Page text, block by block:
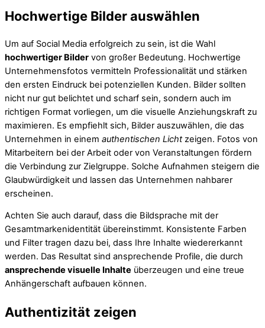
Hochwertige Bilder auswählen
Um auf Social Media erfolgreich zu sein, ist die Wahl
hochwertiger Bilder von großer Bedeutung. Hochwertige
Unternehmensfotos vermitteln Professionalität und stärken
den ersten Eindruck bei potenziellen Kunden. Bilder sollten
nicht nur gut belichtet und scharf sein, sondern auch im
richtigen Format vorliegen, um die visuelle Anziehungskraft zu
maximieren. Es empfiehlt sich, Bilder auszuwählen, die das
Unternehmen in einem authentischen Lichtzeigen. Fotos von
Mitarbeitern bei der Arbeit oder von Veranstaltungen fördern
die Verbindung zur Zielgruppe. Solche Aufnahmen steigern die
Glaubwürdigkeit und lassen das Unternehmen nahbarer
erscheinen.
Achten Sie auch darauf, dass die Bildsprache mit der
Gesamtmarkenidentität übereinstimmt. Konsistente Farben
und Filter tragen dazu bei, dass Ihre Inhalte wiedererkannt
werden. Das Resultat sind ansprechende Profile, die durch
ansprechende visuelle Inhalte überzeugen und eine treue
Anhängerschaft aufbauen können.
Authentizität zeigen